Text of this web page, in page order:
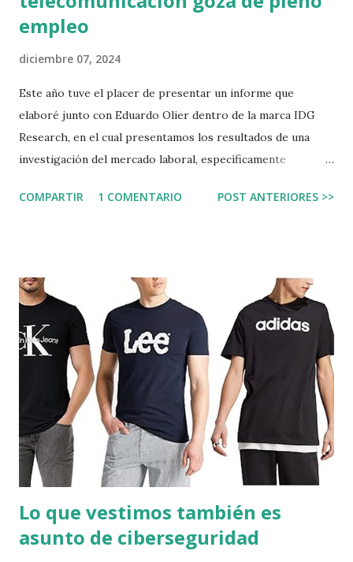
empleo
diciembre 07, 2024
Este año tuve el placer de presentar un informe que
elaboré junto con Eduardo Olier dentro de la marca IDG
Research, en el cual presentamos los resultados de una
investigación del mercado laboral, específicamente
que está publicado en Computerworld demuestra que la
https://es.resources.cio.com/resources/ingenieria-de-
telecomunicacion-un-viaje-a-la-profesion-que-
transforma-el-mundo/
COMPARTIR 1 COMENTARIO POST ANTERIORES >>
Lo que vestimos también es
asunto de ciberseguridad